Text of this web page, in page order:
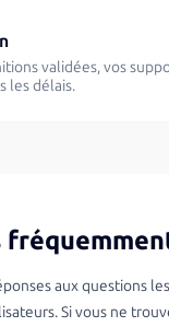
validées, vos
les délais.
aux questions
Si vous ne